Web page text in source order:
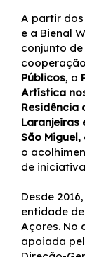
A partir
e a Bienal
conjunto
Públicos, o
Artística
Residência
Laranjeiras
São Miguel,
o
de
Desde
entidade
Açores. No
apoiada